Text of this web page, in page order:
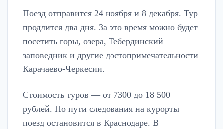
Поезд отправится 24 ноября и 8 декабря. Тур
продлится два дня. За это время можно будет
посетить горы, озера, Тебердинский
заповедник и другие достопримечательности
Карачаево-Черкесии.
Стоимость туров — от 7300 до 18 500
рублей. По пути следования на курорты
поезд остановится в Краснодаре. В